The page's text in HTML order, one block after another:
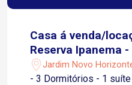
Casa á venda/
Reserva Ipanema
Jardim Novo
- 3 Dormitórios - 1